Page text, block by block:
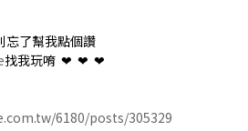
忘了幫我點個讚
找我玩唷 ❤ ❤ ❤
6180/posts/305329